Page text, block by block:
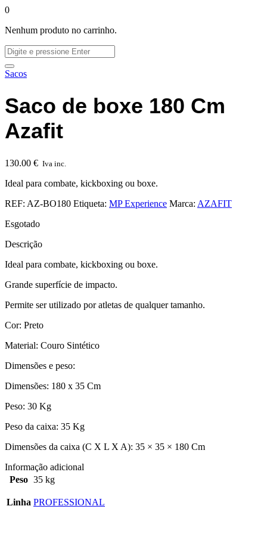
0
Nenhum produto no carrinho.
Sacos
Saco de boxe 180 Cm
Azafit
130.00 € Iva inc.
Ideal para combate, kickboxing ou boxe.
REF: AZ-BO180 Etiqueta: MP Experience Marca: AZAFIT
Esgotado
Descrição
Ideal para combate, kickboxing ou boxe.
Grande superfície de impacto.
Permite ser utilizado por atletas de qualquer tamanho.
Cor: Preto
Material: Couro Sintético
Dimensões e peso:
Dimensões: 180 x 35 Cm
Peso: 30 Kg
Peso da caixa: 35 Kg
Dimensões da caixa (C X L X A): 35 × 35 × 180 Cm
Informação adicional
Peso 35 kg
Linha PROFESSIONAL